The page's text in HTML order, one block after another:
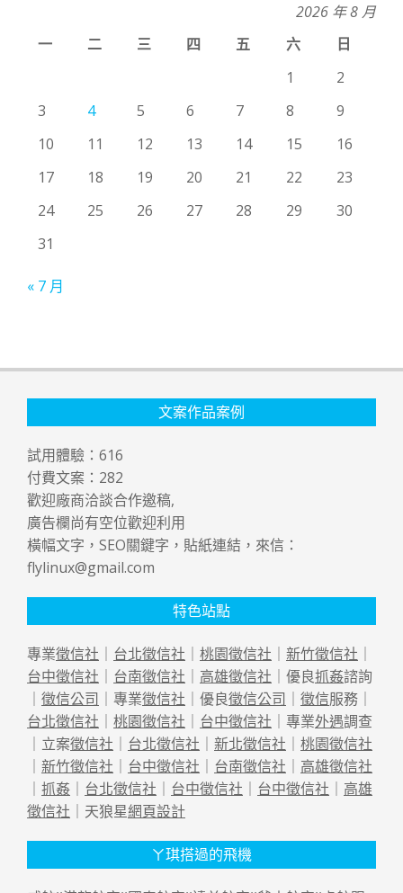
2026 年 8 月
一
二 三 四 五 六
日
1
2
3
4 5 6 7 8
9
10
11 12 13 14 15
16
17
18 19 20 21 22
23
24
25 26 27 28 29
30
31
« 7 月
文案作品案例
試用體驗： 616
付費文案： 282
歡迎廠商洽談合作邀稿,
廣告欄尚有空位歡迎利用
橫幅文字，SEO關鍵字，貼紙連結，來信：
flylinux@gmail.com
特色站點
專業徵信社 台北徵信社 桃園徵信社 新竹徵信社
台中徵信社
台南徵信社 高雄徵信社 ｜優良抓姦諮詢
徵信公司 ｜專業徵信社 ｜優良徵信公司 徵信服務｜
台北徵信社
桃園徵信社 台中徵信社 ｜專業外遇調查
｜立案徵信社 台北徵信社 新北徵信社
桃園徵信社
新竹徵信社 台中徵信社 台南徵信社
高雄徵信社
抓姦 台北徵信社 台中徵信社 台中徵信社
高雄
徵信社 ｜天狼星網頁設計
ㄚ琪搭過的飛機